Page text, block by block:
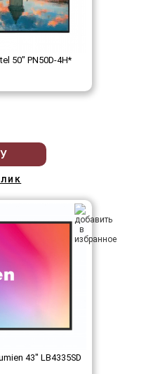
50" PN50D-4H*
43" LB4335SD